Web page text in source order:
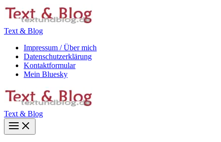
Zum
Inhalt
Text & Blog
Impressum / Über mich
Datenschutzerklärung
Kontaktformular
Mein Bluesky
Text & Blog
Main
Menu